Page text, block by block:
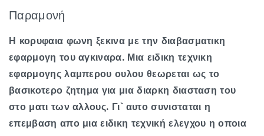
Παραμονή
Η κορυφαια φωνη ξεκινα με την διαβασματικη
εφαρμογη του αγκιναρα. Μια ειδικη τεχνικη
εφαρμογης λαμπερου ουλου θεωρεται ως το
βασικοτερο ζητημα για μια διαρκη διασταση του
στο ματι των αλλους. Γι`αυτο συνισταται η
επεμβαση απο μια ειδικη τεχνική ελεγχου η οποια